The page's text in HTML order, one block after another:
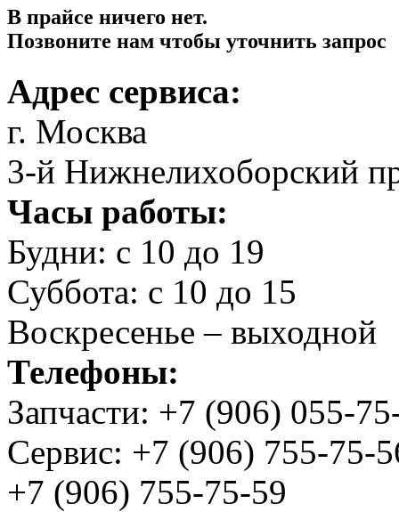
В прайсе ничего нет.
Позвоните нам чтобы уточнить запрос
Адрес сервиса:
г. Москва
3-й Нижнелихоборский
Часы работы:
Будни: с 10 до 19
Суббота: с 10 до 15
Воскресенье – выходной
Телефоны:
Запчасти: +7 (906) 055-
Сервис: +7 (906) 755-75-
+7 (906) 755-75-59